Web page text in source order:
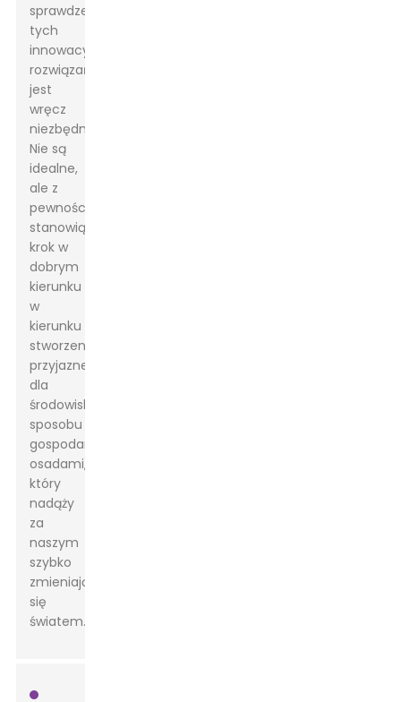
sprawdzenie
tych
innowacyjnych
rozwiązań
jest
wręcz
niezbędne.
Nie są
idealne,
ale z
pewnością
stanowią
krok w
dobrym
kierunku
w
kierunku
stworzenia
przyjaznego
dla
środowiska
sposobu
gospodarowania
osadami,
który
nadąży
za
naszym
szybko
zmieniającym
się
światem.